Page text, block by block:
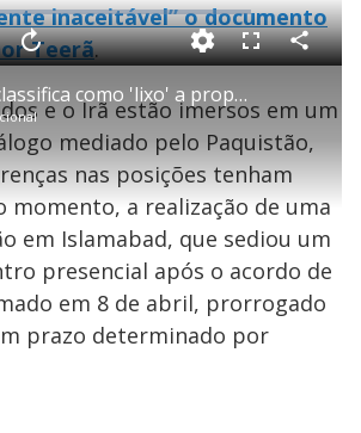
inaceitável” o documento
Teerã.
P
l
a
y
Trump classifica como 'lixo' a proposta iraniana para o fim da guerra com os EUA
A
n
ç
a
1
0
s
e
u
n
o
s
F
s
c
e
e
n
C
o
i
l
e o Irã estão imersos em um
mediado pelo Paquistão,
nas posições tenham
momento, a realização de uma
em Islamabad, que sediou um
presencial após o acordo de
em 8 de abril, prorrogado
prazo determinado por